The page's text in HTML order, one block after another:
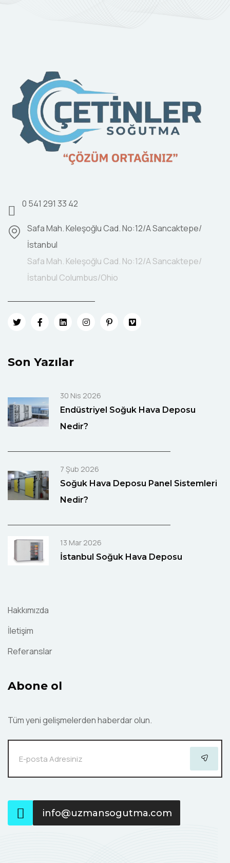
0 541 291 33 42
Safa Mah. Keleşoğlu Cad. No:12/A Sancaktepe/
İstanbul
Safa Mah. Keleşoğlu Cad. No:12/A Sancaktepe/
İstanbul Columbus/Ohio
Son Yazılar
30 Nis 2026
Endüstriyel Soğuk Hava Deposu
Nedir?
7 Şub 2026
Soğuk Hava Deposu Panel Sistemleri
Nedir?
13 Mar 2026
İstanbul Soğuk Hava Deposu
Hakkımızda
İletişim
Referanslar
Abone ol
Tüm yeni gelişmelerden haberdar olun.
info@uzmansogutma.com